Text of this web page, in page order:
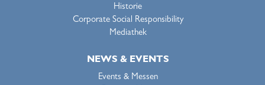
Historie
Corporate Social Responsibility
Mediathek
NEWS & EVENTS
Events & Messen